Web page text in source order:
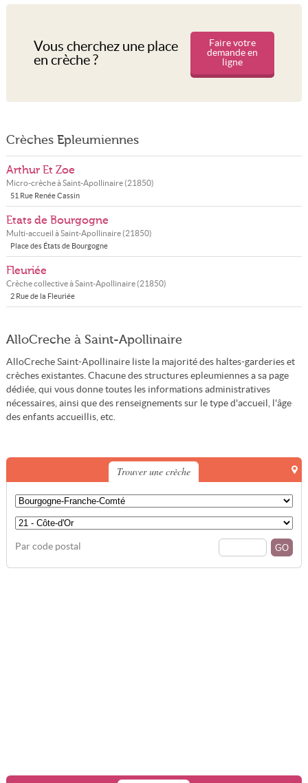
Vous cherchez une place
en crèche ?
Faire votre
demande en
ligne
Crèches Epleumiennes
Arthur Et Zoe
Micro-crèche àSaint-Apollinaire(21850)
51 Rue Renée Cassin
Etats de Bourgogne
Multi-accueil àSaint-Apollinaire(21850)
Place des États de Bourgogne
Fleuriée
Crèche collective àSaint-Apollinaire(21850)
2 Rue de la Fleuriée
AlloCreche à Saint-Apollinaire
AlloCreche Saint-Apollinaire liste la majorité des haltes-garderies et
crèches existantes. Chacune des structures epleumiennes a sa page
dédiée, qui vous donne toutes les informations administratives
nécessaires, ainsi que des renseignements sur le type d'accueil, l'âge
des enfants accueillis, etc.
Trouver une crèche
Par code postal